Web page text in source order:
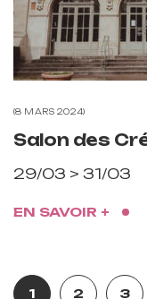
8 MARS 2024
Salon des
29/03 > 31/03
EN SAVOIR +
1 2 3